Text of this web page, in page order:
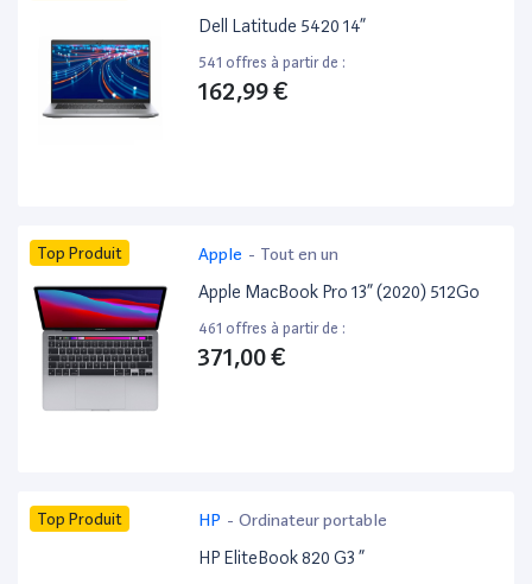
Dell Latitude 5420 14”
541 offres à partir de :
162,99 €
Top Produit Apple - Tout en un
Apple MacBook Pro 13” (2020) 512Go
461 offres à partir de :
371,00 €
Top Produit HP - Ordinateur portable
HP EliteBook 820 G3 ”